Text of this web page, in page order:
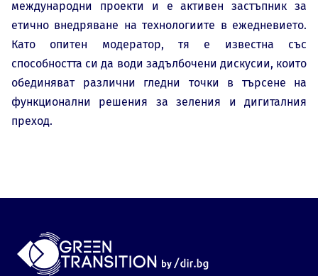
международни проекти и е активен застъпник за
етично внедряване на технологиите в ежедневието.
Като опитен модератор, тя е известна със
способността си да води задълбочени дискусии, които
обединяват различни гледни точки в търсене на
функционални решения за зеления и дигиталния
преход.